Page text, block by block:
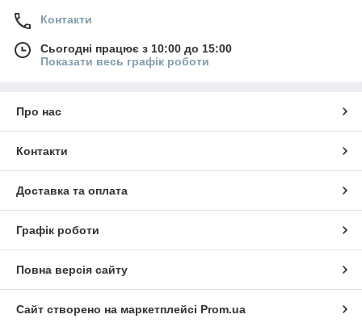
Контакти
Сьогодні працює з 10:00 до 15:00
Показати весь графік роботи
Про нас
Контакти
Доставка та оплата
Графік роботи
Повна версія сайту
Сайт створено на маркетплейсі Prom.ua